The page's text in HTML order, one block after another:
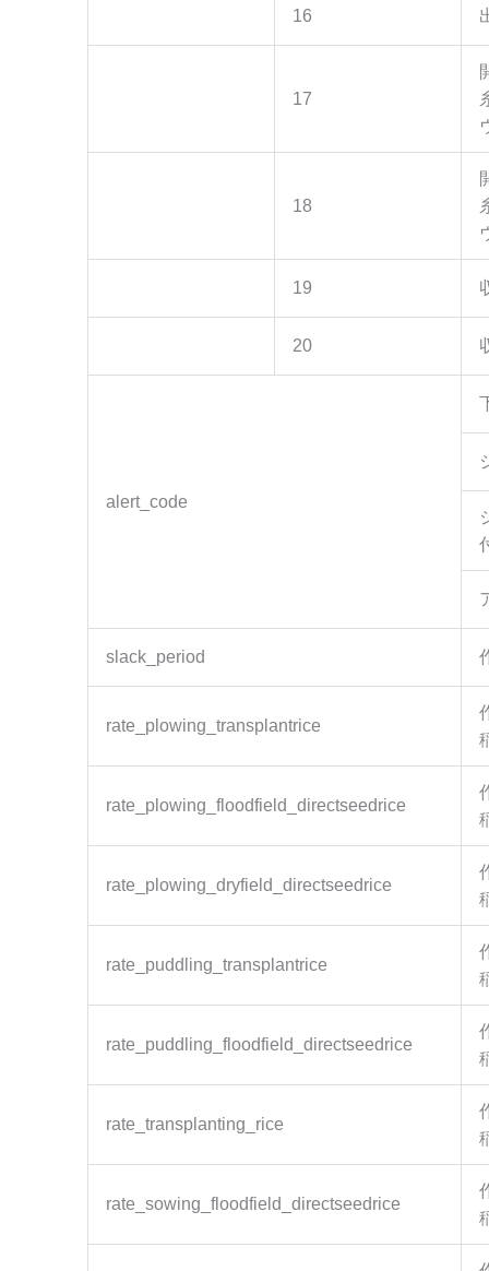
16
17
18
19
20
alert_code
slack_period
rate_plowing_transplantrice
rate_plowing_floodfield_directseedrice
rate_plowing_dryfield_directseedrice
rate_puddling_transplantrice
rate_puddling_floodfield_directseedrice
rate_transplanting_rice
rate_sowing_floodfield_directseedrice